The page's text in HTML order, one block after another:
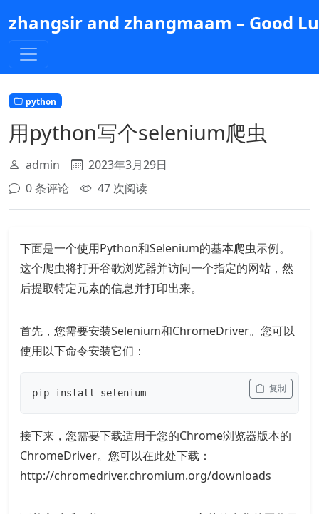
到
主
内
容
zhangsir and zhangmaam – Good
python
用python写个selenium爬虫
admin
2023年3月29日
0 条评论
47 次阅读
下面是一个使用Python和Selenium的基本爬虫示例。
这个爬虫将打开谷歌浏览器并访问一个指定的网站，然
后提取特定元素的信息并打印出来。
首先，您需要安装Selenium和ChromeDriver。您可以
使用以下命令安装它们：
pip install selenium 复制
接下来，您需要下载适用于您的Chrome浏览器版本的
ChromeDriver。您可以在此处下载：
http://chromedriver.chromium.org/downloads